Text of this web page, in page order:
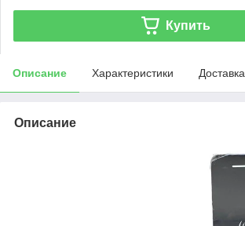
Купить
Описание Характеристики Доставка
Описание